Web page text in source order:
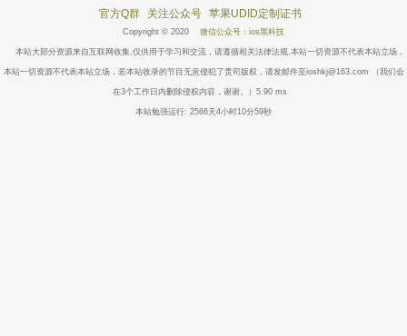
官方Q群 关注公众号 苹果UDID定制证书
Copyright © 2020 微信公众号：ios黑科技
本站大部分资源来自互联网收集,仅供用于学习和交流，请遵循相关法律法规,本站一切资源不代表本站立场，
本站一切资源不代表本站立场，若本站收录的节目无意侵犯了贵司版权，请发邮件至ioshkj@163.com （我们会
在3个工作日内删除侵权内容，谢谢。）5.90 ms
本站勉强运行: 2566天4小时10分59秒